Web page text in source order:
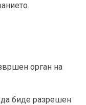
орган на
биде разрешен